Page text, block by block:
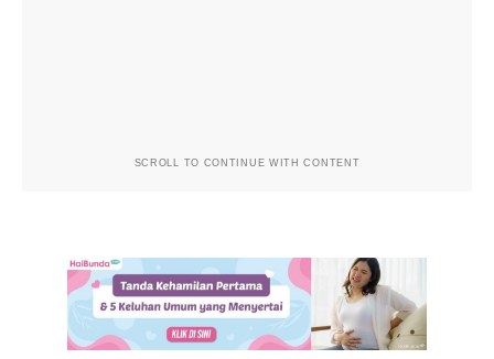
SCROLL TO CONTINUE WITH CONTENT